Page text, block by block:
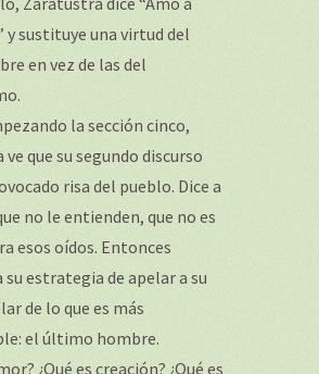
sustituye una virtud del
en vez de las del
la sección cinco,
que su segundo discurso
risa del pueblo. Dice a
no le entienden, que no es
esos oídos. Entonces
estrategia de apelar a su
de lo que es más
el último hombre.
¿Qué es creación? ¿Qué es